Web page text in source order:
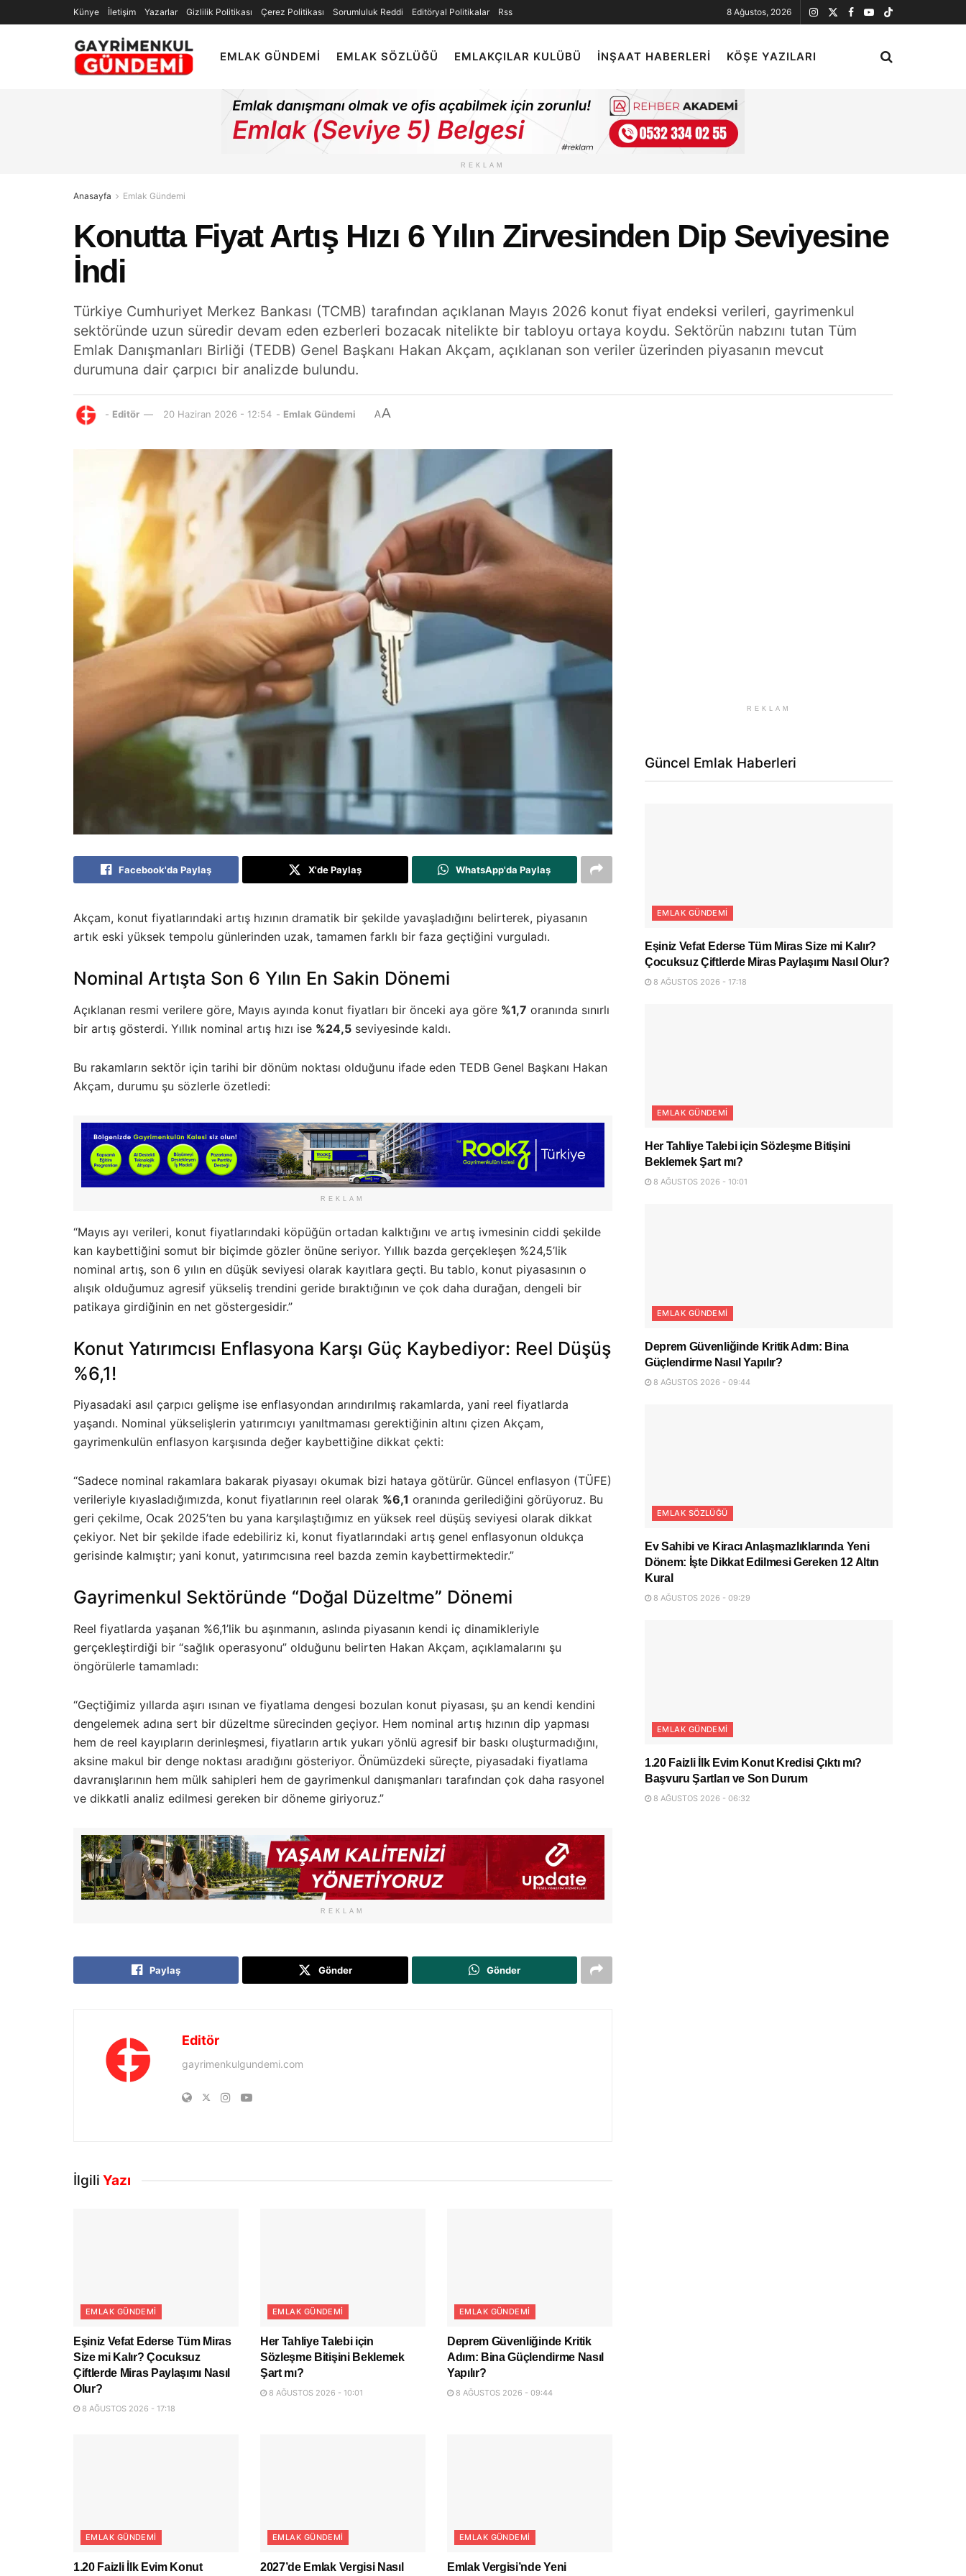
Künye İletişim Yazarlar Gizlilik Politikası Çerez Politikası Sorumluluk Reddi Editöryal Politikalar Rss 8 Ağustos, 2026
EMLAK GÜNDEMI EMLAK SÖZLÜĞÜ EMLAKÇILAR KULÜBÜ İNŞAAT HABERLERI KÖŞE YAZILARI
REKLAM
Anasayfa Emlak Gündemi
Konutta Fiyat Artış Hızı 6 Yılın Zirvesinden Dip Seviyesine
İndi
Türkiye Cumhuriyet Merkez Bankası (TCMB) tarafından açıklanan Mayıs 2026 konut fiyat endeksi verileri, gayrimenkul
sektöründe uzun süredir devam eden ezberleri bozacak nitelikte bir tabloyu ortaya koydu. Sektörün nabzını tutan Tüm
Emlak Danışmanları Birliği (TEDB) Genel Başkanı Hakan Akçam, açıklanan son veriler üzerinden piyasanın mevcut
durumuna dair çarpıcı bir analizde bulundu.
- Editör 20 Haziran 2026 - 12:54 - Emlak Gündemi AA
Facebook'da Paylaş X'de Paylaş WhatsApp'da Paylaş
Akçam, konut fiyatlarındaki artış hızının dramatik bir şekilde yavaşladığını belirterek, piyasanın
artık eski yüksek tempolu günlerinden uzak, tamamen farklı bir faza geçtiğini vurguladı.
Nominal Artışta Son 6 Yılın En Sakin Dönemi
Açıklanan resmi verilere göre, Mayıs ayında konut fiyatları bir önceki aya göre %1,7 oranında sınırlı
bir artış gösterdi. Yıllık nominal artış hızı ise %24,5 seviyesinde kaldı.
Bu rakamların sektör için tarihi bir dönüm noktası olduğunu ifade eden TEDB Genel Başkanı Hakan
Akçam, durumu şu sözlerle özetledi:
REKLAM
“Mayıs ayı verileri, konut fiyatlarındaki köpüğün ortadan kalktığını ve artış ivmesinin ciddi şekilde
kan kaybettiğini somut bir biçimde gözler önüne seriyor. Yıllık bazda gerçekleşen %24,5’lik
nominal artış, son 6 yılın en düşük seviyesi olarak kayıtlara geçti. Bu tablo, konut piyasasının o
alışık olduğumuz agresif yükseliş trendini geride bıraktığının ve çok daha durağan, dengeli bir
patikaya girdiğinin en net göstergesidir.”
Konut Yatırımcısı Enflasyona Karşı Güç Kaybediyor: Reel Düşüş
%6,1!
Piyasadaki asıl çarpıcı gelişme ise enflasyondan arındırılmış rakamlarda, yani reel fiyatlarda
yaşandı. Nominal yükselişlerin yatırımcıyı yanıltmaması gerektiğinin altını çizen Akçam,
gayrimenkulün enflasyon karşısında değer kaybettiğine dikkat çekti:
“Sadece nominal rakamlara bakarak piyasayı okumak bizi hataya götürür. Güncel enflasyon (TÜFE)
verileriyle kıyasladığımızda, konut fiyatlarının reel olarak %6,1 oranında gerilediğini görüyoruz. Bu
geri çekilme, Ocak 2025’ten bu yana karşılaştığımız en yüksek reel düşüş seviyesi olarak dikkat
çekiyor. Net bir şekilde ifade edebiliriz ki, konut fiyatlarındaki artış genel enflasyonun oldukça
gerisinde kalmıştır; yani konut, yatırımcısına reel bazda zemin kaybettirmektedir.”
Gayrimenkul Sektöründe “Doğal Düzeltme” Dönemi
Reel fiyatlarda yaşanan %6,1’lik bu aşınmanın, aslında piyasanın kendi iç dinamikleriyle
gerçekleştirdiği bir “sağlık operasyonu” olduğunu belirten Hakan Akçam, açıklamalarını şu
öngörülerle tamamladı:
“Geçtiğimiz yıllarda aşırı ısınan ve fiyatlama dengesi bozulan konut piyasası, şu an kendi kendini
dengelemek adına sert bir düzeltme sürecinden geçiyor. Hem nominal artış hızının dip yapması
hem de reel kayıpların derinleşmesi, fiyatların artık yukarı yönlü agresif bir baskı oluşturmadığını,
aksine makul bir denge noktası aradığını gösteriyor. Önümüzdeki süreçte, piyasadaki fiyatlama
davranışlarının hem mülk sahipleri hem de gayrimenkul danışmanları tarafından çok daha rasyonel
ve dikkatli analiz edilmesi gereken bir döneme giriyoruz.”
REKLAM
Paylaş Gönder Gönder
Editör
gayrimenkulgundemi.com
İlgili Yazı
EMLAK GÜNDEMI
Eşiniz Vefat Ederse Tüm Miras
Size mi Kalır? Çocuksuz
Çiftlerde Miras Paylaşımı Nasıl
Olur?
8 AĞUSTOS 2026 - 17:18
EMLAK GÜNDEMI
Her Tahliye Talebi için
Sözleşme Bitişini Beklemek
Şart mı?
8 AĞUSTOS 2026 - 10:01
EMLAK GÜNDEMI
Deprem Güvenliğinde Kritik
Adım: Bina Güçlendirme Nasıl
Yapılır?
8 AĞUSTOS 2026 - 09:44
EMLAK GÜNDEMI
1.20 Faizli İlk Evim Konut
EMLAK GÜNDEMI
2027’de Emlak Vergisi Nasıl
EMLAK GÜNDEMI
Emlak Vergisi’nde Yeni
REKLAM
Güncel Emlak Haberleri
EMLAK GÜNDEMI
Eşiniz Vefat Ederse Tüm Miras Size mi Kalır?
Çocuksuz Çiftlerde Miras Paylaşımı Nasıl Olur?
8 AĞUSTOS 2026 - 17:18
EMLAK GÜNDEMI
Her Tahliye Talebi için Sözleşme Bitişini
Beklemek Şart mı?
8 AĞUSTOS 2026 - 10:01
EMLAK GÜNDEMI
Deprem Güvenliğinde Kritik Adım: Bina
Güçlendirme Nasıl Yapılır?
8 AĞUSTOS 2026 - 09:44
EMLAK SÖZLÜĞÜ
Ev Sahibi ve Kiracı Anlaşmazlıklarında Yeni
Dönem: İşte Dikkat Edilmesi Gereken 12 Altın
Kural
8 AĞUSTOS 2026 - 09:29
EMLAK GÜNDEMI
1.20 Faizli İlk Evim Konut Kredisi Çıktı mı?
Başvuru Şartları ve Son Durum
8 AĞUSTOS 2026 - 06:32